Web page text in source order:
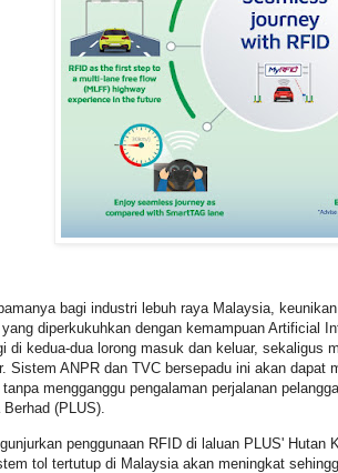
bagi industri lebuh raya Malaysia,
diperkukuhkan dengan kemampuan Artificial
di kedua-dua lorong masuk dan keluar, sekaligus
Sistem ANPR dan TVC bersepadu ini akan
mengganggu pengalaman perjalanan
(PLUS).
penggunaan RFID di laluan PLUS'
tol tertutup di Malaysia akan meningkat